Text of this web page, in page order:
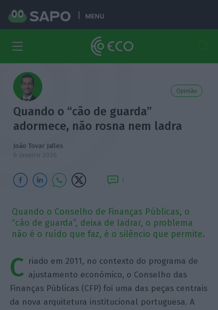
MENU
Opinião
Quando o “cão de guarda”
adormece, não rosna nem ladra
João Tovar Jalles
6 Janeiro 2026
1
Quando o Conselho de Finanças Públicas, o
“cão de guarda”, deixa de ladrar, o problema
não é o ruído que faz, é o silêncio que permite.
C riado em 2011, no contexto do programa de
ajustamento económico, o Conselho das
Finanças Públicas (CFP) foi uma das peças centrais
da nova arquitetura institucional portuguesa. A